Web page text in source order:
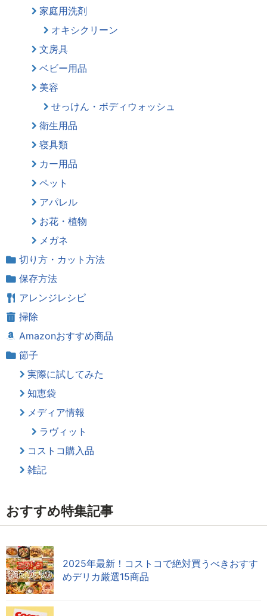
家庭用洗剤
オキシクリーン
文房具
ベビー用品
美容
せっけん・ボディウォッシュ
衛生用品
寝具類
カー用品
ペット
アパレル
お花・植物
メガネ
切り方・カット方法
保存方法
アレンジレシピ
掃除
Amazonおすすめ商品
節子
実際に試してみた
知恵袋
メディア情報
ラヴィット
コストコ購入品
雑記
おすすめ特集記事
2025年最新！コストコで絶対買うべきおすす
めデリカ厳選15商品